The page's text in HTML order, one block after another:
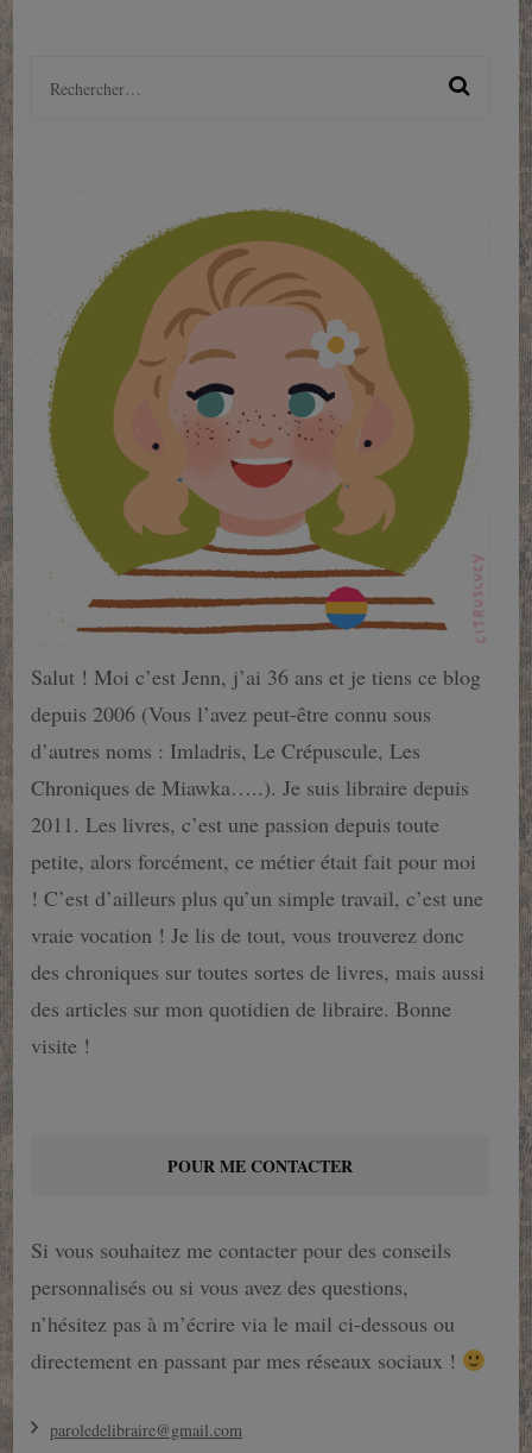
Rechercher :
Salut ! Moi c’est Jenn, j’ai 36 ans et je tiens ce blog
depuis 2006 (Vous l’avez peut-être connu sous
d’autres noms : Imladris, Le Crépuscule, Les
Chroniques de Miawka…..). Je suis libraire depuis
2011. Les livres, c’est une passion depuis toute
petite, alors forcément, ce métier était fait pour moi
! C’est d’ailleurs plus qu’un simple travail, c’est une
vraie vocation ! Je lis de tout, vous trouverez donc
des chroniques sur toutes sortes de livres, mais aussi
des articles sur mon quotidien de libraire. Bonne
visite !
POUR ME CONTACTER
Si vous souhaitez me contacter pour des conseils
personnalisés ou si vous avez des questions,
n’hésitez pas à m’écrire via le mail ci-dessous ou
directement en passant par mes réseaux sociaux !
paroledelibraire@gmail.com